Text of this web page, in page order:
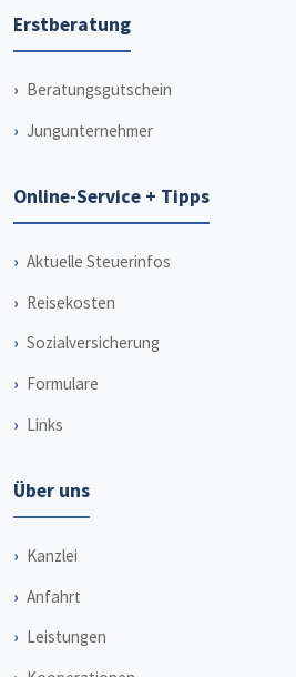
Erstberatung
Beratungsgutschein
Jungunternehmer
Online-Service + Tipps
Aktuelle Steuerinfos
Reisekosten
Sozialversicherung
Formulare
Links
Über uns
Kanzlei
Anfahrt
Leistungen